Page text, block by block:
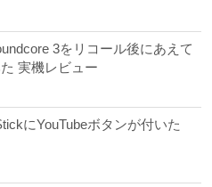
3をリコール後にあえて
実機レビュー
にYouTubeボタンが付いた